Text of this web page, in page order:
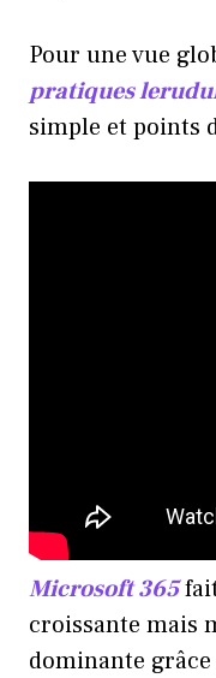
Pour une vue
pratiques
simple et points
Microsoft 365
croissante mais
dominante